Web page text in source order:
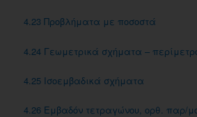
4.23 Προβλήματα με ποσοστά
4.24 Γεωμετρικά σχήματα –
4.25 Iσοεμβαδικά σχήματα
4.26 Εμβαδόν τετραγώνου, ορθ. παρ/